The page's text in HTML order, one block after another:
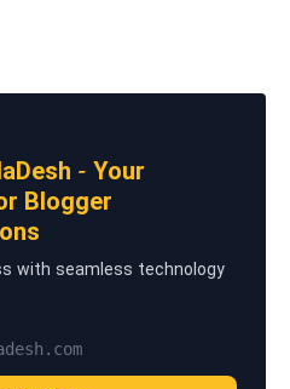
- Your
Blogger
with seamless technology